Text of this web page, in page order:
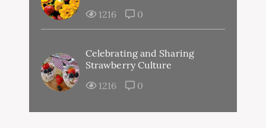
1216
0
Celebrating and Sharing
Strawberry Culture
1216
0